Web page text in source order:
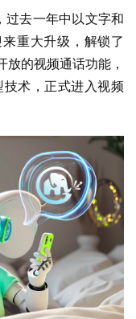
过去一年中以文字和
重大升级，解锁了
放的视频通话功能，
术，正式进入视频